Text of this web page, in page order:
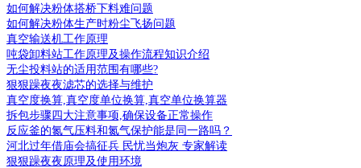
如何解决粉体搭桥下料难问题
如何解决粉体生产时粉尘飞扬问题
真空输送机工作原理
吨袋卸料站工作原理及操作流程知识介绍
无尘投料站的适用范围有哪些?
狠狠躁夜夜滤芯的选择与维护
真空度换算,真空度单位换算,真空单位换算器
拆包步骤四大注意事项,确保设备正常操作
反应釜的氮气压料和氮气保护能是同一路吗？
河北过年借庙会搞征兵 民忧当炮灰 专家解读
狠狠躁夜夜原理及使用环境